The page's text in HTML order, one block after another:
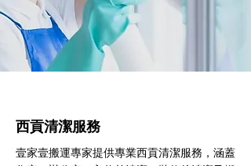
西貢清潔服務
壹家壹搬運專家提供專業西貢清潔服務，涵蓋